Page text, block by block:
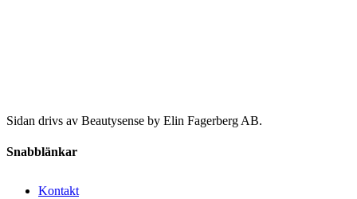
Sidan drivs av Beautysense by Elin Fagerberg AB.
Snabblänkar
Kontakt